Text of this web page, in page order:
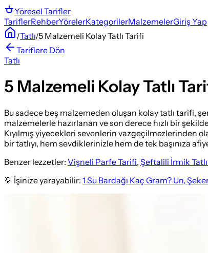
Yöresel Tarifler
TariflerRehberYörelerKategorilerMalzemelerGiriş Yap
/Tatlı/5 Malzemeli Kolay Tatlı Tarifi
Tariflere Dön
Tatlı
5 Malzemeli Kolay Tatlı
Bu sadece beş malzemeden oluşan kolay tatlı tarifi,
malzemelerle hazırlanan ve son derece hızlı bir
Kıyılmış yiyecekleri sevenlerin vazgeçilmezlerinden
bir tatlıyı, hem sevdiklerinizle hem de tek başınıza
Benzer lezzetler: Vişneli Parfe Tarifi, Şeftalili İrmik
💡 İşinize yarayabilir: 1 Su Bardağı Kaç Gram? Un,